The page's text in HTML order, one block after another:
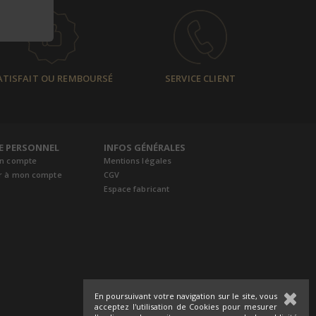
En poursuivant votre navigation sur le site, vous
acceptez l'utilisation de Cookies pour mesurer
OU REMBOURSÉ SERVICE CLIENT
PERSONNEL
compte
à mon compte
INFOS GÉNÉRALES
Mentions légales
CGV
Espace fabricant